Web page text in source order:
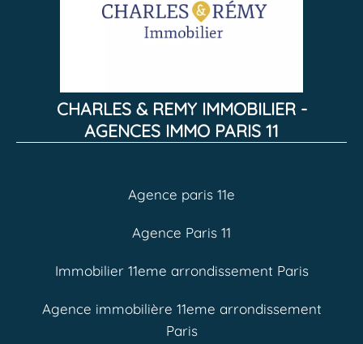
CHARLES & REMY IMMOBILIER -
AGENCES IMMO PARIS 11
Agence paris 11e
Agence Paris 11
Immobilier 11eme arrondissement Paris
Agence immobilière 11eme arrondissement
Paris